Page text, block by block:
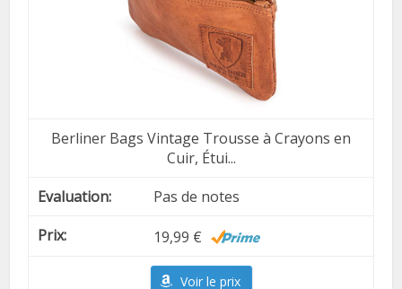
Berliner Bags Vintage Trousse à Crayons en
Cuir, Étui...
Pas de notes
19,99 €
Voir le prix